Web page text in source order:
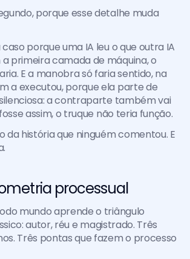
porque esse detalhe muda
porque uma IA leu o que outra IA
a primeira camada de máquina, o
E a manobra só faria sentido, na
a executou, porque ela parte de
a contraparte também vai
assim, o truque não teria função.
da história que ninguém comentou. E
processual
mundo aprende o triângulo
autor, réu e magistrado. Três
Três pontas que fazem o processo